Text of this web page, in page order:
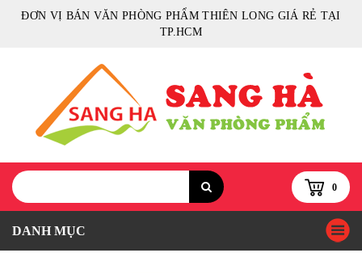
ĐƠN VỊ BÁN VĂN PHÒNG PHẨM THIÊN LONG GIÁ RẺ TẠI
TP.HCM
0
DANH MỤC